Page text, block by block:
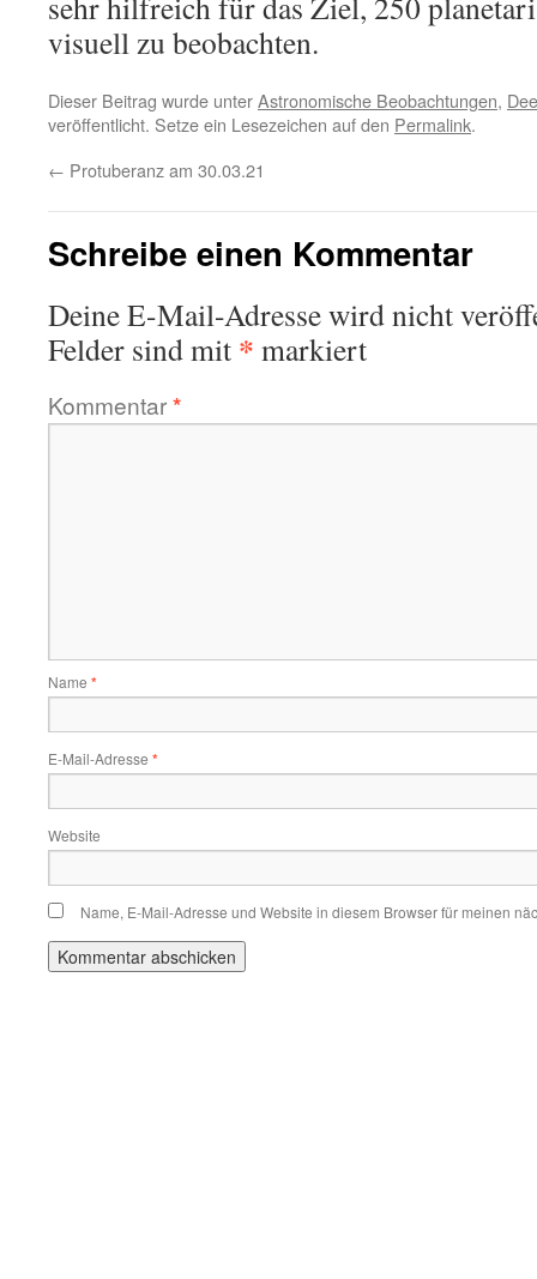
visuell zu beobachten.
Dieser Beitrag wurde unterAstronomische Beobachtungen,
veröffentlicht. Setze ein Lesezeichen auf den Permalink.
← Protuberanz am 30.03.21
Schreibe einen Kommentar
Deine E-Mail-Adresse wird nicht
Felder sind mit * markiert
Kommentar*
Name *
E-Mail-Adresse *
Website
Name, E-Mail-Adresse und Website in diesem Browser für meinen